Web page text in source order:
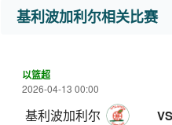
基利波加利尔相关比赛
以篮超
2026-04-13 00:00
基利波加利尔 VS